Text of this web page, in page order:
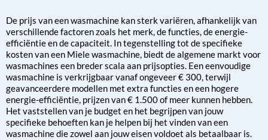
De prijs van een wasmachine kan sterk variëren, afhankelijk van
verschillende factoren zoals het merk, de functies, de energie-
efficiëntie en de capaciteit. In tegenstelling tot de specifieke
kosten van een Miele wasmachine, biedt de algemene markt voor
wasmachines een breder scala aan prijsopties. Een eenvoudige
wasmachine is verkrijgbaar vanaf ongeveer € 300, terwijl
geavanceerdere modellen met extra functies en een hogere
energie-efficiëntie, prijzen van € 1.500 of meer kunnen hebben.
Het vaststellen van je budget en het begrijpen van jouw
specifieke behoeften kan je helpen bij het vinden van een
wasmachine die zowel aan jouw eisen voldoet als betaalbaar is.